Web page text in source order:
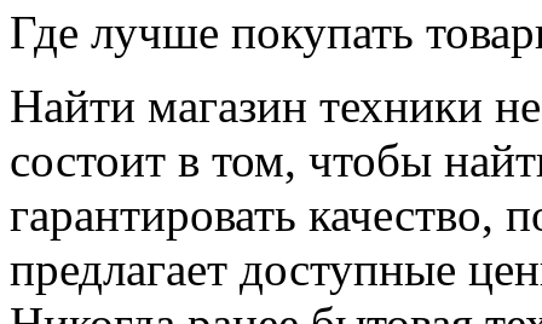
Где лучше покупать
Найти магазин техники
состоит в том, чтобы
гарантировать качество,
предлагает доступные